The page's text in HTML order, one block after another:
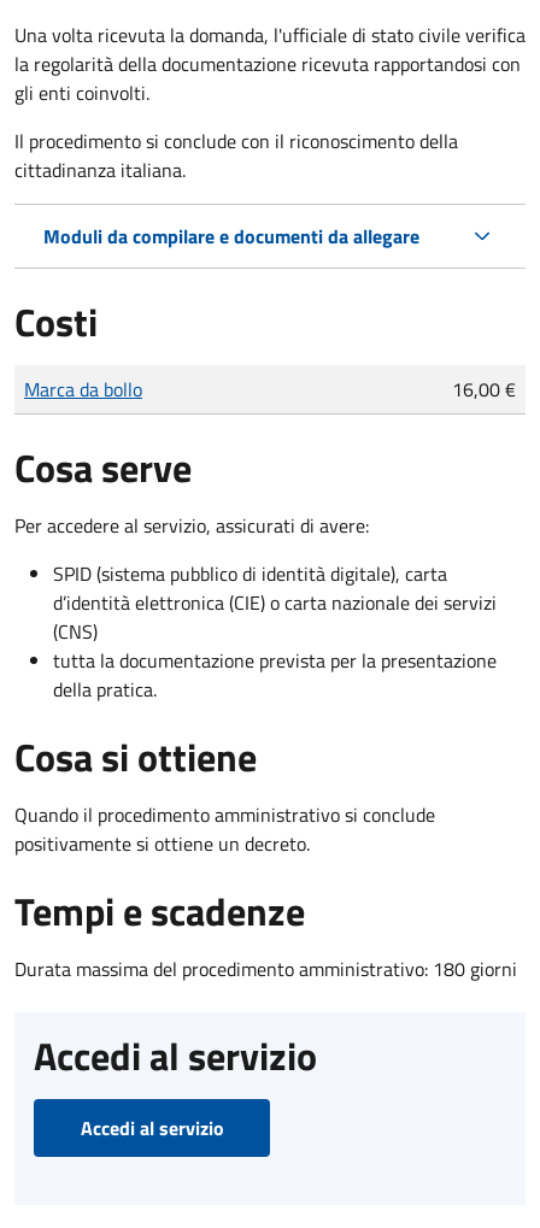
Una volta ricevuta la domanda, l'ufficiale di stato civile verifica
la regolarità della documentazione ricevuta rapportandosi con
gli enti coinvolti.
Il procedimento si conclude con il riconoscimento della
cittadinanza italiana.
Moduli da compilare e documenti da allegare
Costi
Tipo di pagamento
Importo
Marca da bollo 16,00 €
Cosa serve
Per accedere al servizio, assicurati di avere:
SPID (sistema pubblico di identità digitale), carta
d’identità elettronica (CIE) o carta nazionale dei servizi
(CNS)
tutta la documentazione prevista per la presentazione
della pratica.
Cosa si ottiene
Quando il procedimento amministrativo si conclude
positivamente si ottiene un decreto.
Tempi e scadenze
Durata massima del procedimento amministrativo: 180 giorni
Accedi al servizio
Accedi al servizio